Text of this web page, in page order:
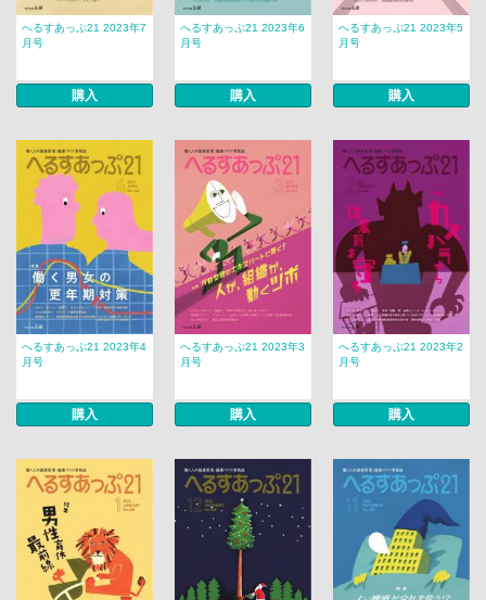
へるすあっぷ21 2023年7
月号
購入
へるすあっぷ21 2023年6
月号
購入
へるすあっぷ21 2023年5
月号
購入
へるすあっぷ21 2023年4
月号
購入
へるすあっぷ21 2023年3
月号
購入
へるすあっぷ21 2023年2
月号
購入